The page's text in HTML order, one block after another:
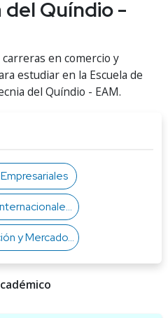
Quíndio -
en comercio y
estudiar en la Escuela de
del Quíndio - EAM.
del Quíndio